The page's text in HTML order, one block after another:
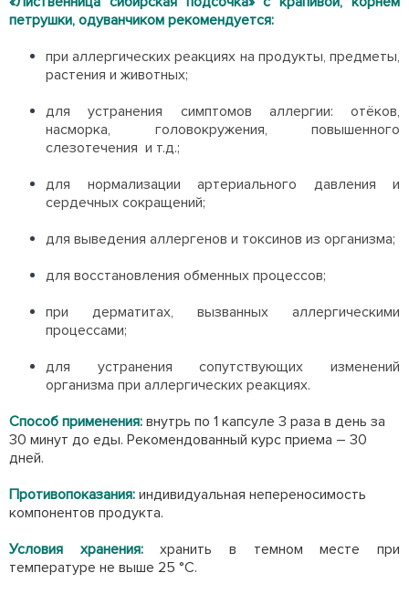
петрушки, одуванчиком рекомендуется:
при аллергических реакциях на продукты, предметы,
растения и животных;
для устранения симптомов аллергии: отёков,
насморка, головокружения, повышенного
слезотечения и т.д.;
для нормализации артериального давления и
сердечных сокращений;
для выведения аллергенов и токсинов из организма;
для восстановления обменных процессов;
при дерматитах, вызванных аллергическими
процессами;
для устранения сопутствующих изменений
организма при аллергических реакциях.
Способ применения: внутрь по 1 капсуле 3 раза в день за
30 минут до еды. Рекомендованный курс приема – 30
дней.
Противопоказания: индивидуальная непереносимость
компонентов продукта.
Условия хранения:
хранить в темном месте при
температуре не выше 25 °С.